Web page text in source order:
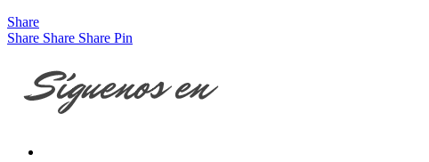
Share
Share Share Share Pin